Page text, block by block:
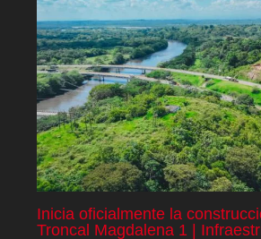
Inicia oficialmente la
Troncal Magdalena 1 |